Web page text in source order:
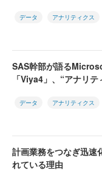
データ アナリティクス
SAS幹部が語る
「Viya4」、“アナリ
データ アナリティクス
計画業務をつなぎ迅
れている理由